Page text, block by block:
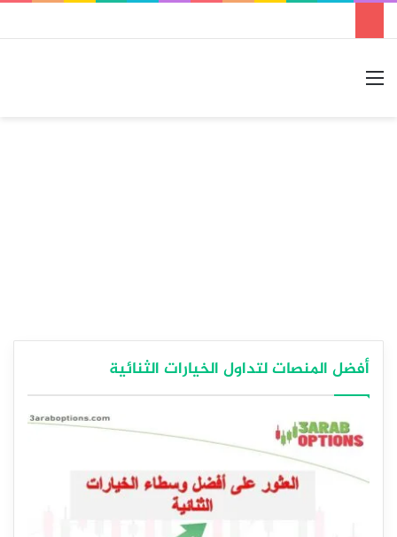
أفضل المنصات لتداول الخيارات الثنائية